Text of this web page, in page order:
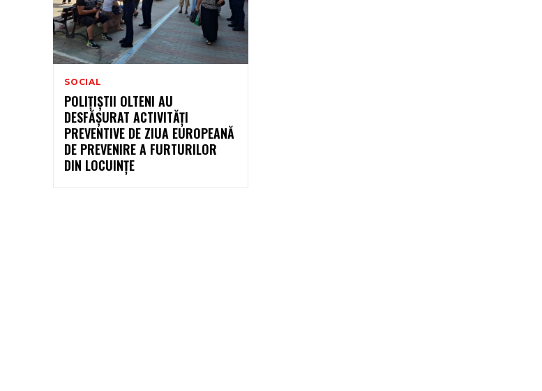
SOCIAL
POLIȚIȘTII OLTENI AU
DESFĂȘURAT ACTIVITĂȚI
PREVENTIVE DE ZIUA EUROPEANĂ
DE PREVENIRE A FURTURILOR
DIN LOCUINȚE